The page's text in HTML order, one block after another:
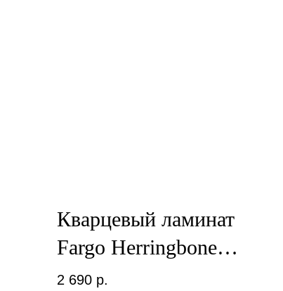
Кварцевый ламинат
Fargo Herringbone
Дуб Рокфорд 44-
2 690 р.